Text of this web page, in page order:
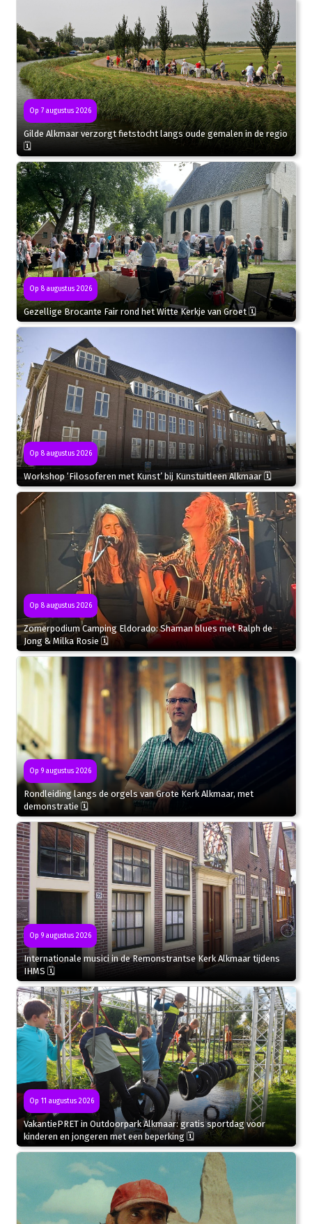
Op 7 augustus 2026
Gilde Alkmaar verzorgt fietstocht langs oude gemalen in de regio
🗓
Op 8 augustus 2026
Gezellige Brocante Fair rond het Witte Kerkje van Groet 🗓
Op 8 augustus 2026
Workshop ‘Filosoferen met Kunst’ bij Kunstuitleen Alkmaar 🗓
Op 8 augustus 2026
Zomerpodium Camping Eldorado: Shaman blues met Ralph de
Jong & Milka Rosie 🗓
Op 9 augustus 2026
Rondleiding langs de orgels van Grote Kerk Alkmaar, met
demonstratie 🗓
Op 9 augustus 2026
Internationale musici in de Remonstrantse Kerk Alkmaar tijdens
IHMS 🗓
Op 11 augustus 2026
VakantiePRET in Outdoorpark Alkmaar: gratis sportdag voor
kinderen en jongeren met een beperking 🗓